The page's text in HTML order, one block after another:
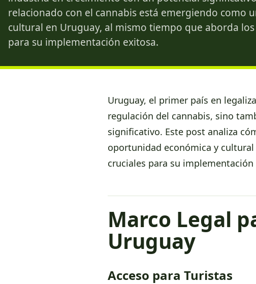
relacionado con el cannabis está emergiendo como
cultural en Uruguay, al mismo tiempo que aborda
para su implementación exitosa.
Uruguay, el primer país en
regulación del cannabis, sino
significativo. Este post analiza
oportunidad económica y
cruciales para su implementación
Marco Legal
Uruguay
Acceso para Turistas